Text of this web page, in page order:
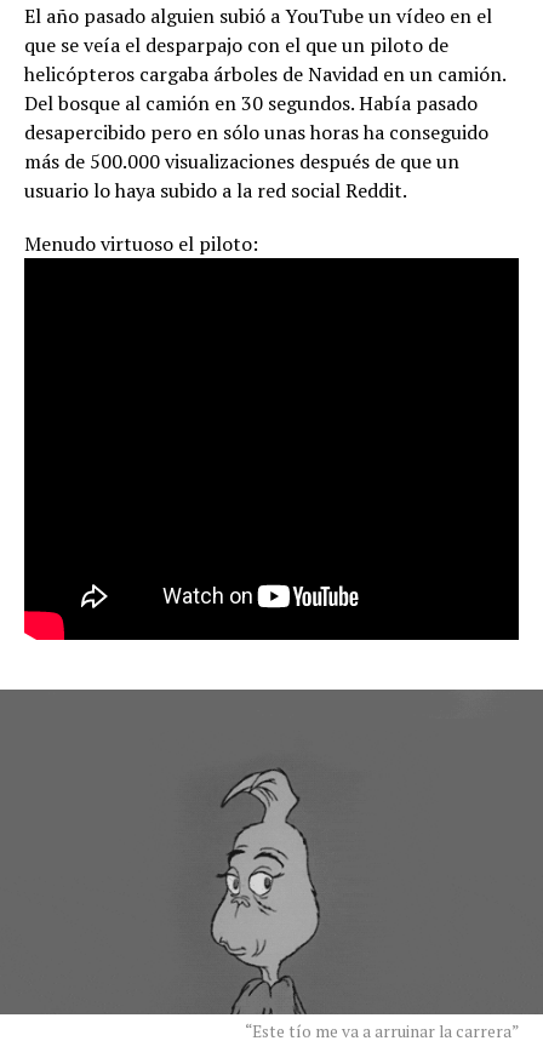
El año pasado alguien subió a YouTube un vídeo en el
que se veía el desparpajo con el que un piloto de
helicópteros cargaba árboles de Navidad en un camión.
Del bosque al camión en 30 segundos. Había pasado
desapercibido pero en sólo unas horas ha conseguido
más de 500.000 visualizaciones después de que un
usuario lo haya subido a la red social Reddit.
Menudo virtuoso el piloto:
“Este tío me va a arruinar la carrera”